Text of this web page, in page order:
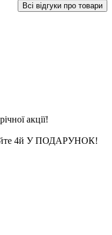
Всі відгуки про товари
акції!
4й У ПОДАРУНОК!